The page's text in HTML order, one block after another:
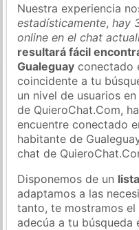
Nuestra experiencia
estadísticamente,hay
online en el chat
resultará fácil
Gualeguay conectado
coincidente a tu
un nivel de usuarios
de QuieroChat.Com,
encuentre conectado
habitante de
chat de
Disponemos de un
adaptamos a las
tanto, te mostramos
adecúa a tu búsqueda